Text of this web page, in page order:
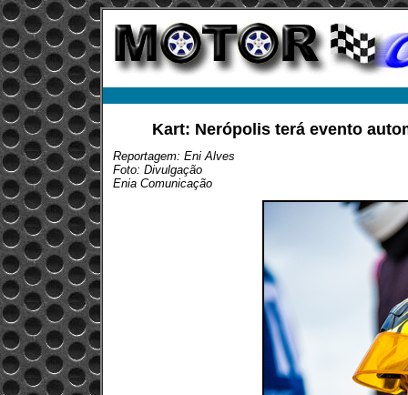
Kart: Nerópolis terá evento
Reportagem: Eni Alves
Foto: Divulgação
Enia Comunicação